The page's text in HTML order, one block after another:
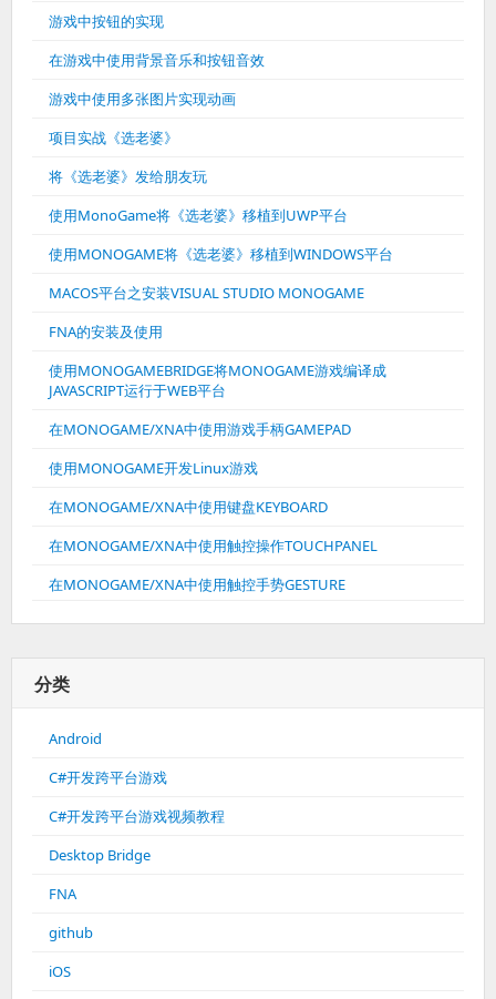
游戏中按钮的实现
在游戏中使用背景音乐和按钮音效
游戏中使用多张图片实现动画
项目实战《选老婆》
将《选老婆》发给朋友玩
使用MonoGame将《选老婆》移植到UWP平台
使用MONOGAME将《选老婆》移植到WINDOWS平台
MACOS平台之安装VISUAL STUDIO MONOGAME
FNA的安装及使用
使用MONOGAMEBRIDGE将MONOGAME游戏编译成
JAVASCRIPT运行于WEB平台
在MONOGAME/XNA中使用游戏手柄GAMEPAD
使用MONOGAME开发Linux游戏
在MONOGAME/XNA中使用键盘KEYBOARD
在MONOGAME/XNA中使用触控操作TOUCHPANEL
在MONOGAME/XNA中使用触控手势GESTURE
分类
Android
C#开发跨平台游戏
C#开发跨平台游戏视频教程
Desktop Bridge
FNA
github
iOS